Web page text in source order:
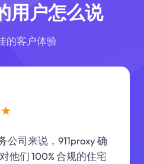
用户怎么说
的客户体验
公司来说，911proxy 确
他们 100% 合规的住宅